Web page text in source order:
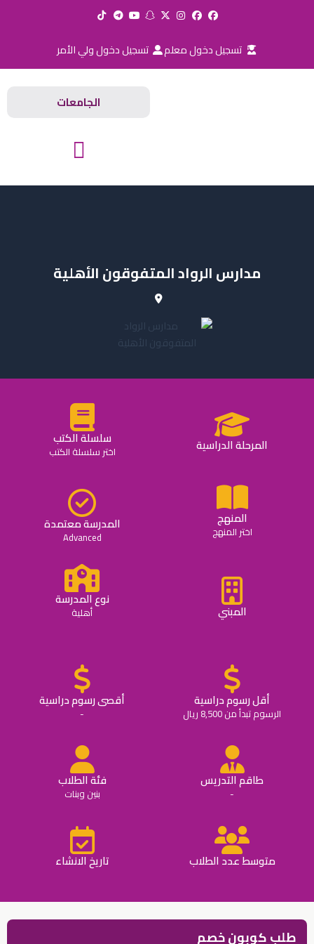
تسجيل دخول معلم تسجيل دخول ولي الأمر
الجامعات
مدارس الرواد المتفوقون الأهلية
المرحلة الدراسية سلسلة الكتب
اختر سلسلة الكتب
المنهج
اختر المنهج المدرسة معتمدة
Advanced
المبني
نوع المدرسة
أهلية
أقل رسوم دراسية
الرسوم تبدأ من 8,500 ريال
أقصى رسوم دراسية
-
طاقم التدريس
-
فئة الطلاب
بنين وبنات
متوسط عدد الطلاب تاريخ الانشاء
طلب كوبون خصم